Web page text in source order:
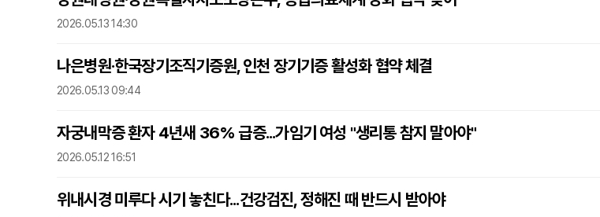
2026.05.13 14:30
나은병원·한국장기조직기증원, 인천 장기기증 활성화 협약 체결
2026.05.13 09:44
자궁내막증 환자 4년새 36% 급증...가임기 여성 "생리통 참지 말아야"
2026.05.12 16:51
위내시경 미루다 시기 놓친다...건강검진, 정해진 때 반드시 받아야